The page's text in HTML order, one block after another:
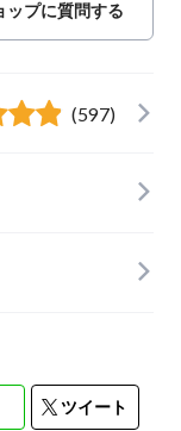
ップに質問する
(597)
ツイート